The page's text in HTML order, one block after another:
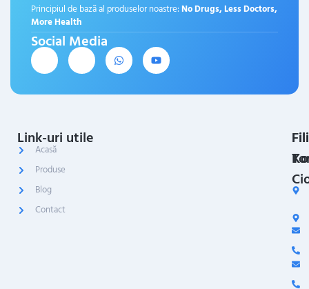
Principiul de bază al produselor noastre:No Drugs, Less Doctors,
More Health
Social Media
Link-uri utile
Acasă
Produse
Blog
Contact